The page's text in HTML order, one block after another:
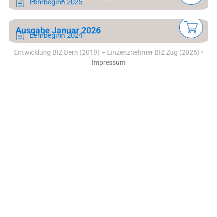
Lehr­be­ginn 2025
Aus­ga­be Ja­nu­ar 2026
Lehr­be­ginn 2024
Entwicklung BIZ Bern (2019) – Linzenznehmer BIZ Zug (2026) •
Impressum